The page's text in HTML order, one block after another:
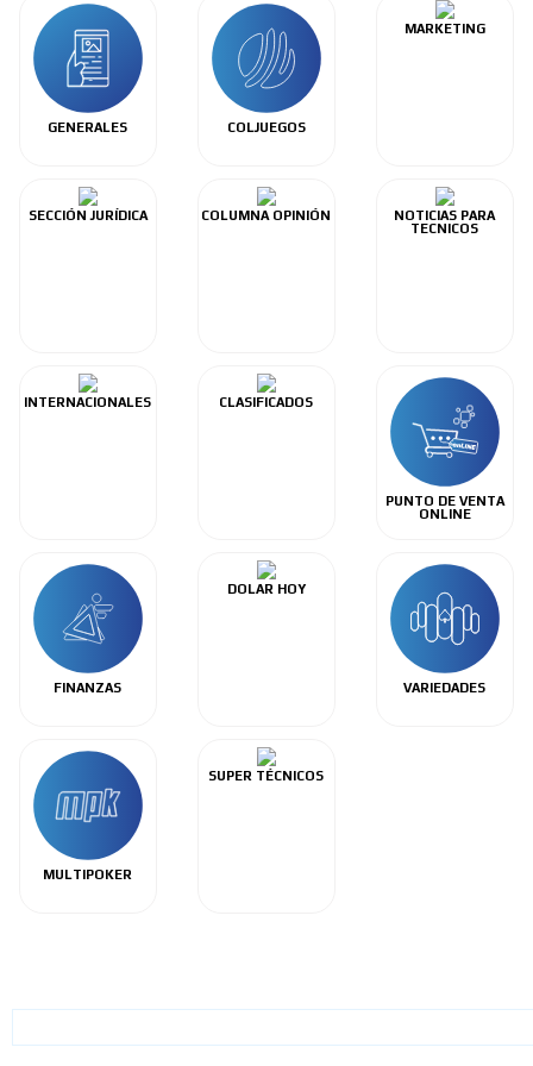
GENERALES COLJUEGOS
MARKETING
SECCIÓN JURÍDICA COLUMNA OPINIÓN
NOTICIAS PARA
TECNICOS
INTERNACIONALES CLASIFICADOS
PUNTO DE VENTA
ONLINE
FINANZAS
DOLAR HOY
VARIEDADES
MULTIPOKER
SUPER TÉCNICOS